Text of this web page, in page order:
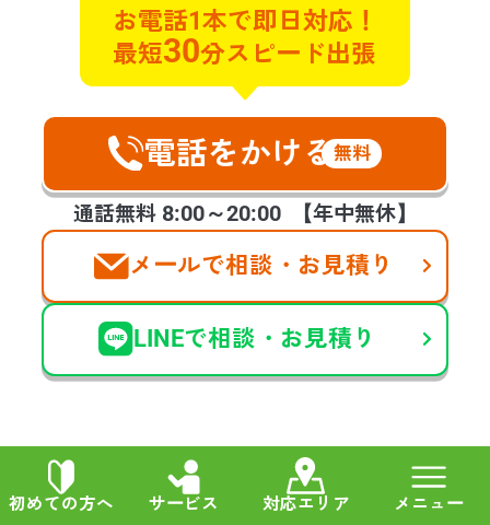
初めての方へ サービス 対応エリア メニュー
お電話1本で即日対応！
最短30分スピード出張
電話をかける無料
通話無料 8:00～20:00 【年中無休】
メールで相談・お見積り
LINEで相談・お見積り
東京都武蔵村山市 K様
遺品整理
管理物件で自殺がおきてしまい特殊
清掃と遺品整理のご相談させていた
だきました。早朝で対応していただ
けるのか不安でしたが電話に出てく
れ、すぐに対応します！と言ってく
ださったときのホッといたしまし
た。今回のような急な連絡を受けた
際は手が震えましたが、スタッフの
当に良かったです。